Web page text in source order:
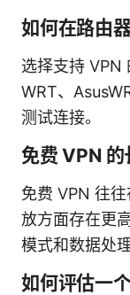
如何在路由
选择支持 VPN
WRT、
测试连接。
免费 VPN 的
免费 VPN 往
放方面存在更
模式和数据处
如何评估一